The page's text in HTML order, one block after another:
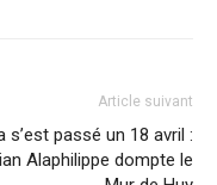
Article suivant
s’est passé un 18 avril :
Alaphilippe dompte le